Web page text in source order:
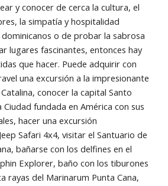
y conocer de cerca la cultura, el
la simpatía y hospitalidad
o de probar la sabrosa
lugares fascinantes, entonces hay
que hacer. Puede adquirir con
una excursión a la impresionante
conocer la capital Santo
fundada en América con sus
hacer una excursión
Safari 4x4, visitar el Santuario de
bañarse con los delfines en el
Explorer, baño con los tiburones
rayas del Marinarum Punta Cana,